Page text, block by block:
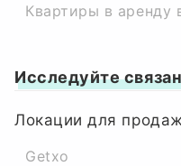
Квартиры в аренду
Исследуйте
Локации для
Getxo